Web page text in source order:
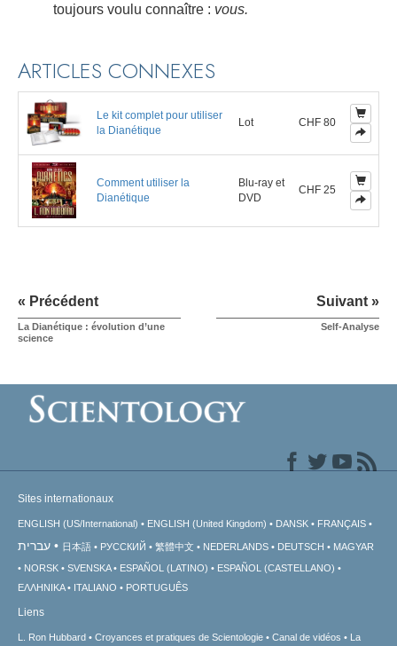
toujours voulu connaître : vous.
ARTICLES CONNEXES
Le kit complet pour utiliser
la Dianétique
Lot CHF 80
Comment utiliser la
Dianétique
Blu-ray et
DVD
CHF 25
« Précédent
La Dianétique : évolution d’une
science
Suivant »
Self-Analyse
Sites internationaux
ENGLISH (US/International) ENGLISH (United Kingdom) DANSK FRANÇAIS
עברית 日本語 РУССКИЙ 繁體中文 NEDERLANDS DEUTSCH
MAGYAR
NORSK
SVENSKA ESPAÑOL (LATINO)
ESPAÑOL (CASTELLANO)
ΕΛΛΗΝΙΚA
ITALIANO PORTUGUÊS
Liens
L. Ron Hubbard Croyances et pratiques de Scientologie Canal de vidéos La